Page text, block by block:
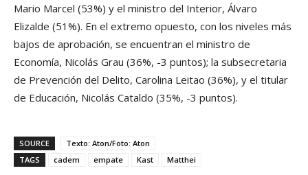
Mario Marcel (53%) y el ministro del Interior, Álvaro
Elizalde (51%). En el extremo opuesto, con los niveles más
bajos de aprobación, se encuentran el ministro de
Economía, Nicolás Grau (36%, -3 puntos); la subsecretaria
de Prevención del Delito, Carolina Leitao (36%), y el titular
de Educación, Nicolás Cataldo (35%, -3 puntos).
SOURCE
Texto: Aton/Foto: Aton
TAGS
cadem empate Kast Matthei